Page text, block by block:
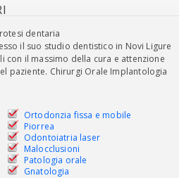
dentaria
il suo studio dentistico in Novi Ligure
con il massimo della cura e attenzione
paziente. Chirurgi Orale Implantologia
Ortodonzia fissa e mobile
Piorrea
Odontoiatria laser
Malocclusioni
Patologia orale
Gnatologia